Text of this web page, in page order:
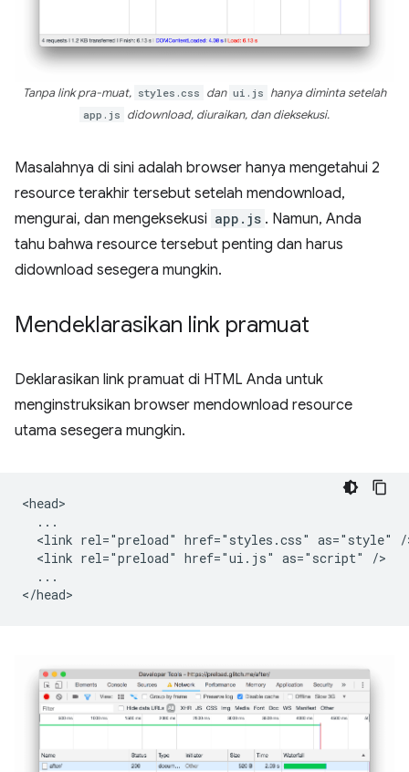
Tanpa link pra-muat, styles.css dan ui.js hanya diminta setelah
app.js didownload, diuraikan, dan dieksekusi.
Masalahnya di sini adalah browser hanya mengetahui 2
resource terakhir tersebut setelah mendownload,
mengurai, dan mengeksekusi app.js . Namun, Anda
tahu bahwa resource tersebut penting dan harus
didownload sesegera mungkin.
Mendeklarasikan link pramuat
Deklarasikan link pramuat di HTML Anda untuk
menginstruksikan browser mendownload resource
utama sesegera mungkin.
<head>
  ...
<link rel="preload" href="styles.css" as="style"
  <link rel="preload" href="ui.js" as="script" />
  ...